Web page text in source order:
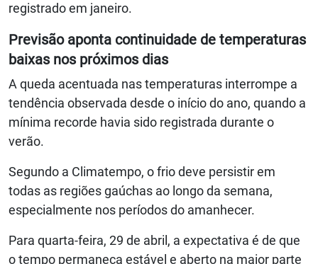
registrado em janeiro.
Previsão aponta continuidade de temperaturas
baixas nos próximos dias
A queda acentuada nas temperaturas interrompe a
tendência observada desde o início do ano, quando a
mínima recorde havia sido registrada durante o
verão.
Segundo a Climatempo, o frio deve persistir em
todas as regiões gaúchas ao longo da semana,
especialmente nos períodos do amanhecer.
Para quarta-feira, 29 de abril, a expectativa é de que
o tempo permaneça estável e aberto na maior parte